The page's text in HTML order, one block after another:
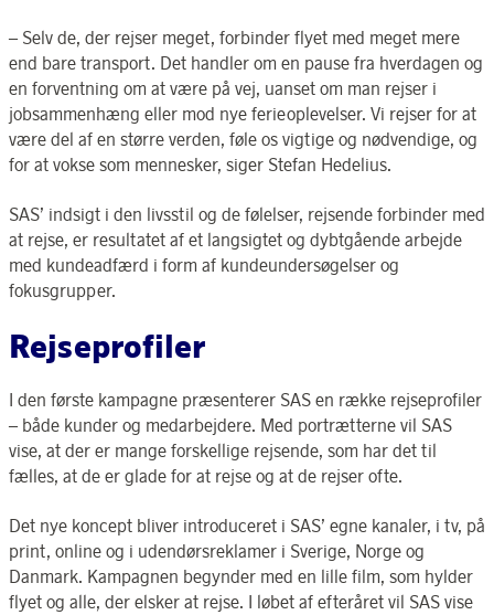
– Selv de, der rejser meget, forbinder flyet med meget mere
end bare transport. Det handler om en pause fra hverdagen og
en forventning om at være på vej, uanset om man rejser i
jobsammenhæng eller mod nye ferieoplevelser. Vi rejser for at
være del af en større verden, føle os vigtige og nødvendige, og
for at vokse som mennesker, siger Stefan Hedelius.
SAS’ indsigt i den livsstil og de følelser, rejsende forbinder med
at rejse, er resultatet af et langsigtet og dybtgående arbejde
med kundeadfærd i form af kundeundersøgelser og
fokusgrupper.
Rejseprofiler
I den første kampagne præsenterer SAS en række rejseprofiler
– både kunder og medarbejdere. Med portrætterne vil SAS
vise, at der er mange forskellige rejsende, som har det til
fælles, at de er glade for at rejse og at de rejser ofte.
Det nye koncept bliver introduceret i SAS’ egne kanaler, i tv, på
print, online og i udendørsreklamer i Sverige, Norge og
Danmark. Kampagnen begynder med en lille film, som hylder
flyet og alle, der elsker at rejse. I løbet af efteråret vil SAS vise